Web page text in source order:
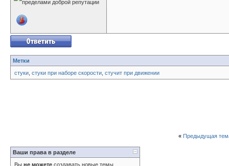
Метки
стуки стуки при наборе скорости стучит при движении
« Предыдущая
Ваши права в разделе
Вы не можете создавать новые темы